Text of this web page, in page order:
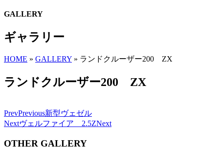
GALLERY
ギャラリー
HOME » GALLERY » ランドクルーザー200 ZX
ランドクルーザー200 ZX
PrevPrevious新型ヴェゼル
Nextヴェルファイア 2.5ZNext
OTHER GALLERY